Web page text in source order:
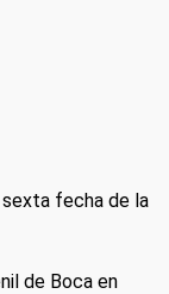
fecha de la
de Boca en